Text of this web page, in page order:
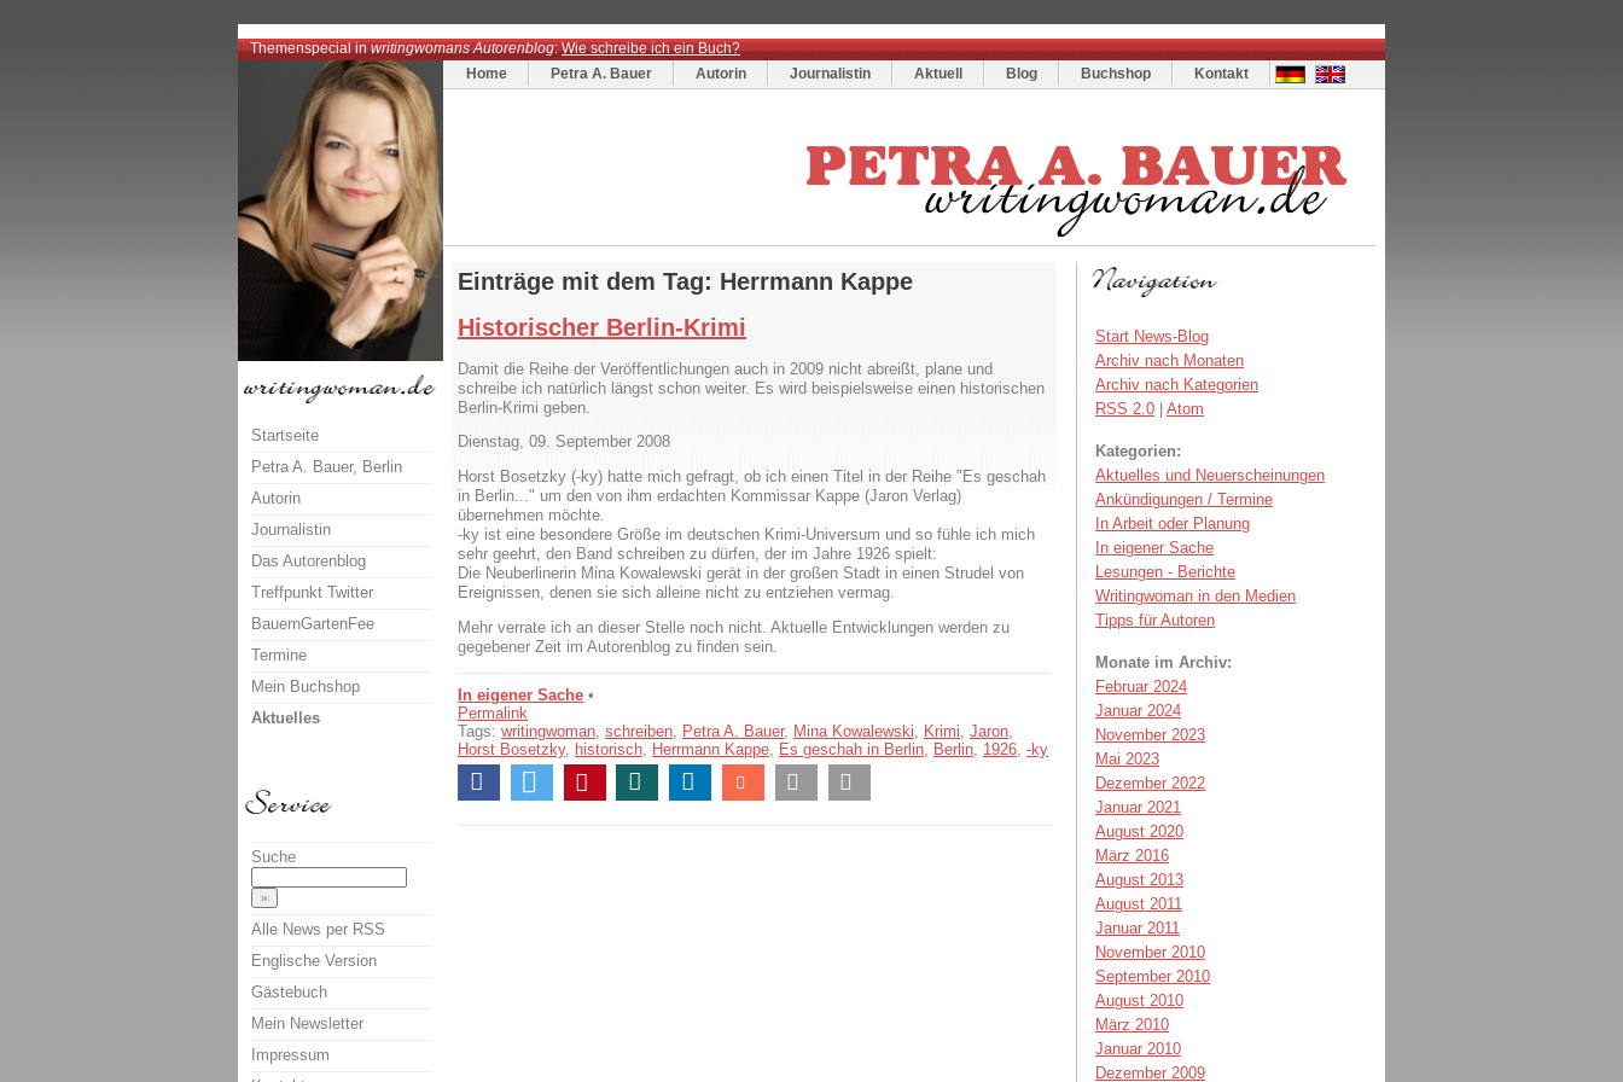
Themenspecial inwritingwomans Autorenblog:Wie schreibe ich ein Buch?
Home
Petra A. Bauer Autorin Journalistin Aktuell Blog Buchshop Kontakt
Einträge mit dem Tag: Herrmann Kappe
Historischer Berlin-Krimi
Damit die Reihe der Veröffentlichungen auch in 2009 nicht abreißt, plane und
schreibe ich natürlich längst schon weiter. Es wird beispielsweise einen historischen
Berlin-Krimi geben.
Dienstag, 09. September 2008
Horst Bosetzky (-ky) hatte mich gefragt, ob ich einen Titel in der Reihe "Es geschah
in Berlin..." um den von ihm erdachten Kommissar Kappe (Jaron Verlag)
übernehmen möchte.
-ky ist eine besondere Größe im deutschen Krimi-Universum und so fühle ich mich
sehr geehrt, den Band schreiben zu dürfen, der im Jahre 1926 spielt:
Die Neuberlinerin Mina Kowalewski gerät in der großen Stadt in einen Strudel von
Ereignissen, denen sie sich alleine nicht zu entziehen vermag.
Mehr verrate ich an dieser Stelle noch nicht. Aktuelle Entwicklungen werden zu
gegebener Zeit im Autorenblog zu finden sein.
In eigener Sache •
Permalink
Tags: writingwoman schreiben Petra A. Bauer, Mina Kowalewski Krimi Jaron
Horst Bosetzky, historisch Herrmann Kappe Es geschah in Berlin Berlin 1926 -ky
Start News-Blog
Archiv nach Monaten
Archiv nach Kategorien
RSS 2.0 | Atom
Kategorien:
Aktuelles und Neuerscheinungen
Ankündigungen / Termine
In Arbeit oder Planung
In eigener Sache
Lesungen - Berichte
Writingwoman in den Medien
Tipps für Autoren
Monate im Archiv:
Februar 2024
Januar 2024
November 2023
Mai 2023
Dezember 2022
Januar 2021
August 2020
März 2016
August 2013
August 2011
Januar 2011
November 2010
September 2010
August 2010
März 2010
Januar 2010
Dezember 2009
Startseite
Petra A. Bauer, Berlin
Autorin
Journalistin
Das Autorenblog
Treffpunkt Twitter
BauernGartenFee
Termine
Mein Buchshop
Aktuelles
Suche
Alle News per RSS
Englische Version
Gästebuch
Mein Newsletter
Impressum